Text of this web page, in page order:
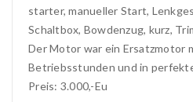
starter, manueller Start,
Schaltbox, Bowdenzug, kurz,
Der Motor war ein Ersatzmotor
Betriebsstunden und in
Preis: 3.000,-Eu